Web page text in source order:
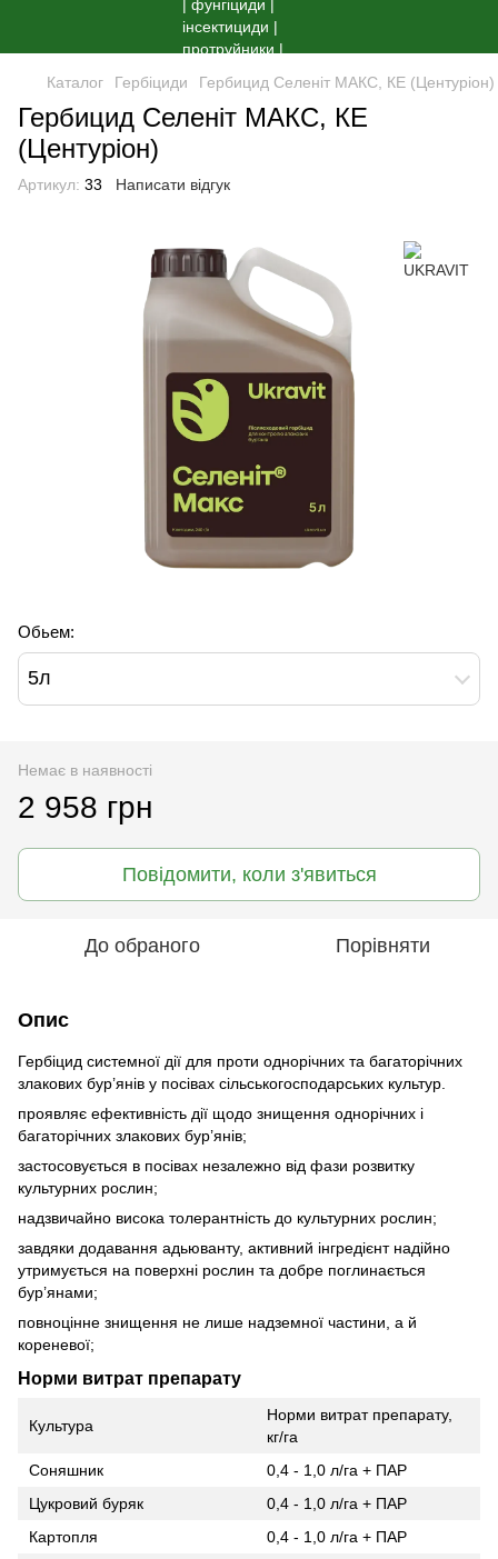
Каталог Гербіциди Гербицид Селеніт МАКС, КЕ (Центуріон)
Гербицид Селеніт МАКС, КЕ
(Центуріон)
Артикул: 33 Написати відгук
Обьем:
5л
Немає в наявності
2 958 грн
Повідомити, коли з'явиться
До обраного Порівняти
Опис
Гербіцид системної дії для проти однорічних та багаторічних
злакових бур’янів у посівах сільськогосподарських культур.
проявляє ефективність дії щодо знищення однорічних і
багаторічних злакових бур’янів;
застосовується в посівах незалежно від фази розвитку
культурних рослин;
надзвичайно висока толерантність до культурних рослин;
завдяки додавання адьюванту, активний інгредієнт надійно
утримується на поверхні рослин та добре поглинається
бур’янами;
повноцінне знищення не лише надземної частини, а й
кореневої;
Норми витрат препарату
Культура
Норми витрат препарату,
кг/га
Соняшник
0,4 - 1,0 л/га + ПАР
Цукровий буряк
0,4 - 1,0 л/га + ПАР
Картопля
0,4 - 1,0 л/га + ПАР